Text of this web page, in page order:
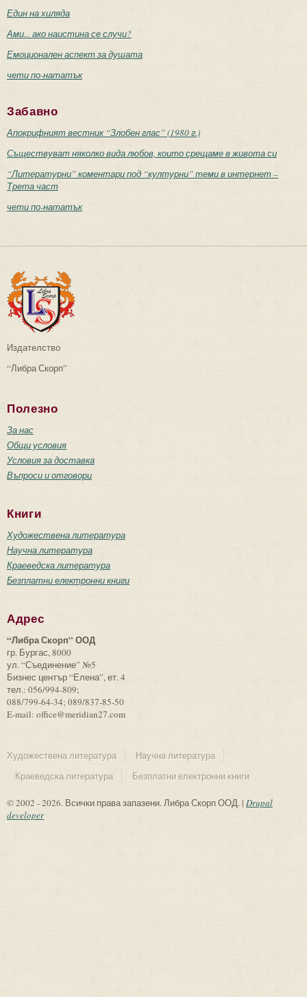
Един на хиляда
Ами... ако наистина се случи?
Емоционален аспект за душата
чети по-нататък
Забавно
Апокрифният вестник “Злобен глас” (1980 г.)
Съществуват няколко вида любов, които срещаме в живота си
“Литературни” коментари под “културни” теми в интернет –
Трета част
чети по-нататък
Издателство
“Либра Скорп”
Полезно
За нас
Общи условия
Условия за доставка
Въпроси и отговори
Книги
Художествена литература
Научна литература
Краеведска литература
Безплатни електронни книги
Адрес
“Либра Скорп” ООД
гр. Бургас, 8000
ул. “Съединение” №5
Бизнес център “Елена”, ет. 4
тел.: 056/994-809;
088/799-64-34; 089/837-85-50
E-mail: office@meridian27.com
Художествена литература
Научна литература
Краеведска литература
Безплатни електронни книги
© 2002 - 2026. Всички права запазени. Либра Скорп ООД. | Drupal
developer